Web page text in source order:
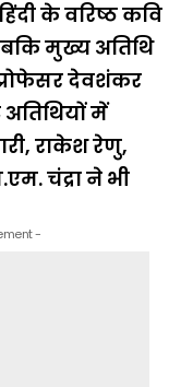
के वरिष्ठ कवि
मुख्य अतिथि
देवशंकर
अतिथियों में
राकेश रेणु,
चंद्रा ने भी
-